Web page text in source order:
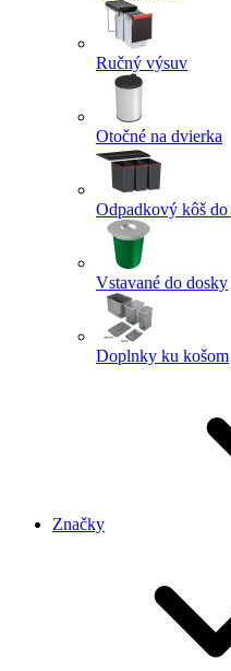
Ručný výsuv
Otočné na dvierka
Odpadkový kôš
Vstavané do dosky
Doplnky ku košom
Značky